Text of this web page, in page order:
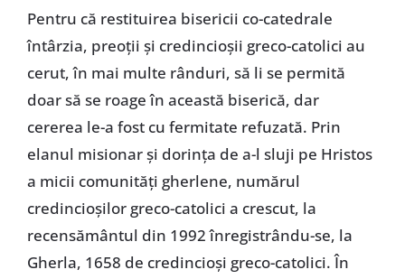
Pentru că restituirea bisericii co-catedrale
întârzia, preoții și credincioșii greco-catolici au
cerut, în mai multe rânduri, să li se permită
doar să se roage în această biserică, dar
cererea le-a fost cu fermitate refuzată. Prin
elanul misionar și dorința de a-l sluji pe Hristos
a micii comunități gherlene, numărul
credincioșilor greco-catolici a crescut, la
recensământul din 1992 înregistrându-se, la
Gherla, 1658 de credincioși greco-catolici. În